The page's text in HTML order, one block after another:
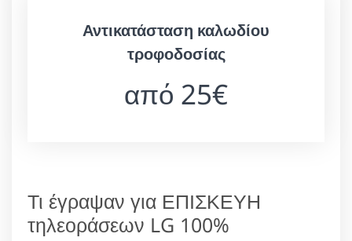
Αντικατάσταση καλωδίου
τροφοδοσίας
από 25€
Τι έγραψαν για ΕΠΙΣΚΕΥΗ
τηλεοράσεων LG 100%